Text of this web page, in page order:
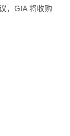
，GIA 将收购